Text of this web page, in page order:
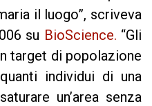
il luogo”, scriveva
su BioScience. “Gli
target di popolazione
individui di una
un’area senza